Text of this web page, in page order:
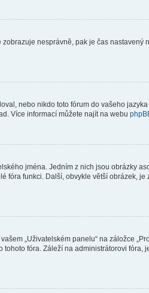
nesprávně, pak je čas
nebo nikdo toto fórum do vašeho
Více informací můžete najít na webu
jména. Jedním z nich jsou obrázky
funkci. Další, obvykle větší obrázek,
„Uživatelském panelu“ na záložce
fóra. Záleží na administrátorovi